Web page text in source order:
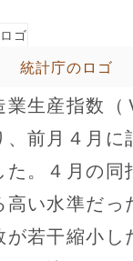
統計庁のロゴ
業生産指数
、前月４月
た。４月の
高い水準だ
が若干縮小